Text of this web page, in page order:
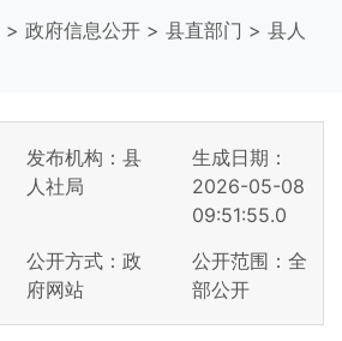
> 政府信息公开 > 县直部门 > 县人
发布机构：县
人社局
生成日期：
2026-05-08
09:51:55.0
公开方式：政
府网站
公开范围：全
部公开